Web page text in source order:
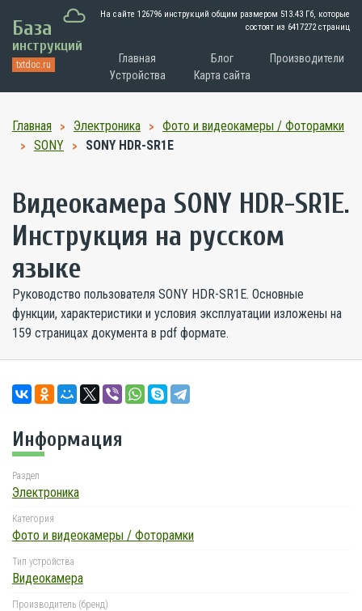
База
инструкций
txtdoc.ru
На сайте 126796 инструкций общим размером 513.43 Гб, которые
состоят из 6417272 страниц
Главная Блог
Производители
Устройства
Карта сайта
Главная Электроника
Фото и видеокамеры / Фоторамки
SONY
SONY HDR-SR1E
Видеокамера SONY HDR-SR1E.
Инструкция на русском
языке
Руководство пользователя SONY HDR-SR1E. Основные
функции, характеристики и условия эксплуатации изложены на
159 страницах документа в pdf формате.
Информация
Раздел
Электроника
Категория
Фото и видеокамеры / Фоторамки
Тип устройства
Видеокамера
Производитель (бренд)